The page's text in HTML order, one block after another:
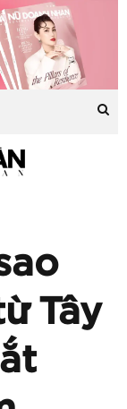
Tây